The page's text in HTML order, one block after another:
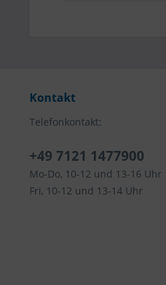
Kontakt
Telefonkontakt:
+49 7121 1477900
Mo-Do, 10-12 und 13-16 Uhr
Fri, 10-12 und 13-14 Uhr